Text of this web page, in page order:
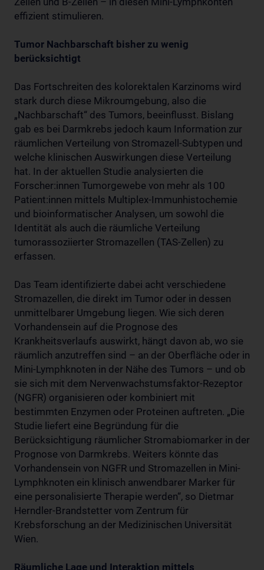
effizient stimulieren.
Tumor Nachbarschaft bisher zu wenig
berücksichtigt
Das Fortschreiten des kolorektalen Karzinoms wird
stark durch diese Mikroumgebung, also die
„Nachbarschaft“ des Tumors, beeinflusst. Bislang
gab es bei Darmkrebs jedoch kaum Information zur
räumlichen Verteilung von Stromazell-Subtypen und
welche klinischen Auswirkungen diese Verteilung
hat. In der aktuellen Studie analysierten die
Forscher:innen Tumorgewebe von mehr als 100
Patient:innen mittels Multiplex-Immunhistochemie
und bioinformatischer Analysen, um sowohl die
Identität als auch die räumliche Verteilung
tumorassoziierter Stromazellen (TAS-Zellen) zu
erfassen.
Das Team identifizierte dabei acht verschiedene
Stromazellen, die direkt im Tumor oder in dessen
unmittelbarer Umgebung liegen. Wie sich deren
Vorhandensein auf die Prognose des
Krankheitsverlaufs auswirkt, hängt davon ab, wo sie
räumlich anzutreffen sind – an der Oberfläche oder in
Mini-Lymphknoten in der Nähe des Tumors – und ob
sie sich mit dem Nervenwachstumsfaktor-Rezeptor
(NGFR) organisieren oder kombiniert mit
bestimmten Enzymen oder Proteinen auftreten. „Die
Studie liefert eine Begründung für die
Berücksichtigung räumlicher Stromabiomarker in der
Prognose von Darmkrebs. Weiters könnte das
Vorhandensein von NGFR und Stromazellen in Mini-
Lymphknoten ein klinisch anwendbarer Marker für
eine personalisierte Therapie werden“, so Dietmar
Herndler-Brandstetter vom Zentrum für
Krebsforschung an der Medizinischen Universität
Wien.
Räumliche Lage und Interaktion mittels